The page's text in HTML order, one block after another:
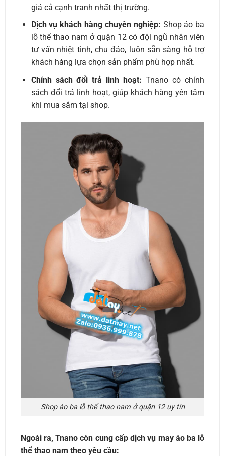
giá cả cạnh tranh nhất thị trường.
Dịch vụ khách hàng chuyên nghiệp: Shop áo ba
lỗ thể thao nam ở quận 12 có đội ngũ nhân viên
tư vấn nhiệt tình, chu đáo, luôn sẵn sàng hỗ trợ
khách hàng lựa chọn sản phẩm phù hợp nhất.
Chính sách đổi trả linh hoạt: Tnano có chính
sách đổi trả linh hoạt, giúp khách hàng yên tâm
khi mua sắm tại shop.
Shop áo ba lỗ thể thao nam ở quận 12 uy tín
Ngoài ra, Tnano còn cung cấp dịch vụ may áo ba lỗ
thể thao nam theo yêu cầu: